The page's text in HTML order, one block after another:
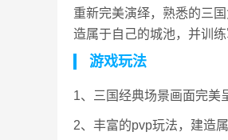
重新完美演绎，熟悉的三
造属于自己的城池，并训
游戏玩法
1、三国经典场景画面完美
2、丰富的pvp玩法，建造